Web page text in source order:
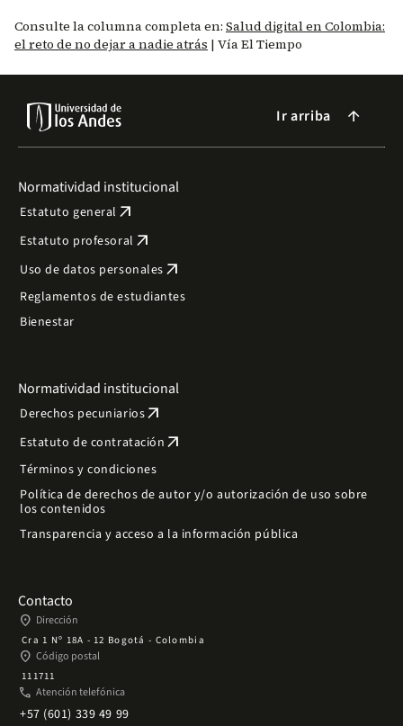
Consulte la columna completa en: Salud digital en Colombia:
el reto de no dejar a nadie atrás | Vía El Tiempo
Ir arriba arrow_forward
Normatividad institucional
Estatuto general arrow_outward
Estatuto profesoral arrow_outward
Uso de datos personales arrow_outward
Reglamentos de estudiantes
Bienestar
Normatividad institucional
Derechos pecuniariosarrow_outward
Estatuto de contratación arrow_outward
Términos y condiciones
Política de derechos de autor y/o autorización de uso sobre
los contenidos
Transparencia y acceso a la información pública
Contacto
place Dirección
Cra 1 Nº 18A - 12 Bogotá - Colombia
place Código postal
111711
phone Atención telefónica
+57 (601) 339 49 99